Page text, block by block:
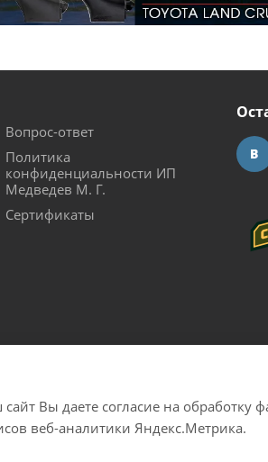
Вопрос-ответ
Политика
конфиденциальности ИП
Медведев М. Г.
Сертификаты
по России. Соверши побег из
Вы даете согласие на обработку
веб-аналитики Яндекс.Метрика.